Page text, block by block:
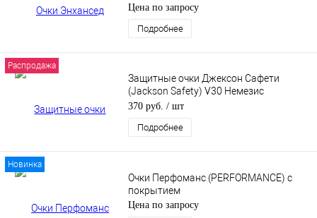
Цена по запросу
Подробнее
Распродажа
Защитные очки Джексон Сафети
(Jackson Safety) V30 Немезис
(Nemesis) VL для улицы 25697
370 руб. / шт
Подробнее
Новинка
Очки Перфоманс (PERFORMANCE) с
покрытием
Цена по запросу